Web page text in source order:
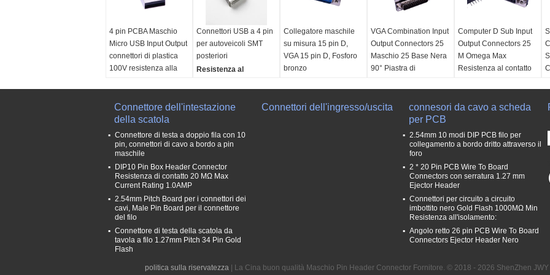
4 pin PCBA Maschio
Micro USB Input Output
connettori di plastica
100V resistenza alla
1.0A AC (RMS)
Tensione nominale:
30V AC (RMS) /DC
Resistenza al
contatto:50 m Omega
Max
Resistenza
Omega Min
Connettori USB a 4 pin
per autoveicoli SMT
posteriori
Resistenza al
resistenza:
CA 500V
all'isolamento:
1000MΩ
3.5 kg Max
Collegatore maschile
su misura 15 pin D,
VGA 15 pin D, Fosforo
bronzo
Resistenza al
VGA Combination Input
Output Connectors 25
Maschio 25 Base Nera
90° Piastra di
tensione:
500V CA
Resistenza al
25 m Omega
Intervallo di
temperatura di
°C~+105 °C
Corrente nominale:
3.0A AC (RMS)
Computer D Sub Input
Output Connectors 25
M Omega Max
Resistenza al contatto
contatto: 25 m Omega
Resistenza
all'isolamento:1000M
Resistenza di
tensione:500V CA
Tensione nominale:
250V AC (RMS) /DC
Connettore dell'intestazione
della scatola
Connettore di testa a doppio fila con 10
pin, connettori di cavo a bordo a pin
maschile
DIP10 Pin Box Header Connector
Resistenza di contatto 20 MΩ Max
Current Rating 1.0AMP
2.54mm Pitch Board per i connettori dei
cavi, Male Pin Board per il connettore
del filo
Connettore di testa della scatola da
tavola a filo 1.27mm Pitch 34 Pin Gold
Flash
Connettori dell'ingresso/uscita
connesori da cavo a scheda
per PCB
2.54mm 10 modi DIP PCB filo per
collegamento a bordo dritto attraverso il
foro
2 * 20 Pin PCB Wire To Board
Connectors con serratura 1.27 mm
Ejector Header
Connettori per circuito a circuito
imbottito nero Gold Flash 1000MΩ Min
Resistenza all'isolamento:
Angolo retto 26 pin PCB Wire To Board
Connectors Ejector Header Nero
politica sulla riservatezza| La Cina buon qualità Maschio Pin Header Connector Fornitore. © 2018 - 2026 ShenZhen JWY